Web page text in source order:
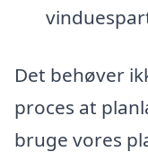
Det behøver
proces at
bruge vores